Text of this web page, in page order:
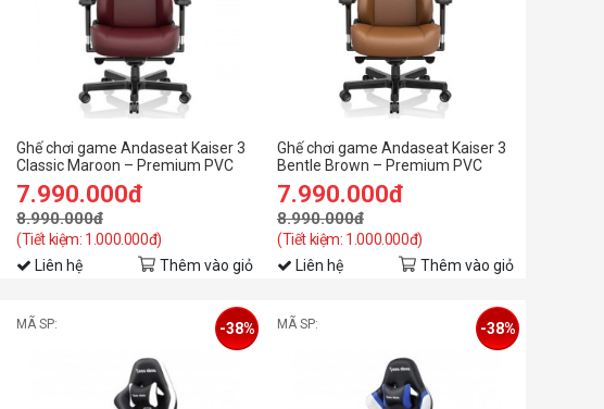
Ghế chơi game Andaseat Kaiser 3
Classic Maroon – Premium PVC
Leather - L
7.990.000đ
8.990.000đ
(Tiết kiệm: 1.000.000đ)
Liên hệ Thêm vào giỏ
Ghế chơi game Andaseat Kaiser 3
Bentle Brown – Premium PVC
Leather - L
7.990.000đ
8.990.000đ
(Tiết kiệm: 1.000.000đ)
Liên hệ Thêm vào giỏ
MÃ SP: -38% MÃ SP: -38%